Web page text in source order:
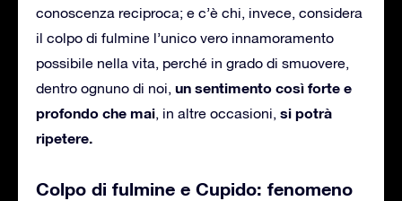
conoscenza reciproca; e c’è chi, invece, considera
il colpo di fulmine l’unico vero innamoramento
possibile nella vita, perché in grado di smuovere,
dentro ognuno di noi, un sentimento così forte e
profondo che mai, in altre occasioni, si potrà
ripetere.
Colpo di fulmine e Cupido: fenomeno